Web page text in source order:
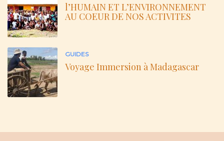
l’HUMAIN ET L’ENVIRONNEMENT
AU COEUR DE NOS ACTIVITES
GUIDES
Voyage Immersion à Madagascar